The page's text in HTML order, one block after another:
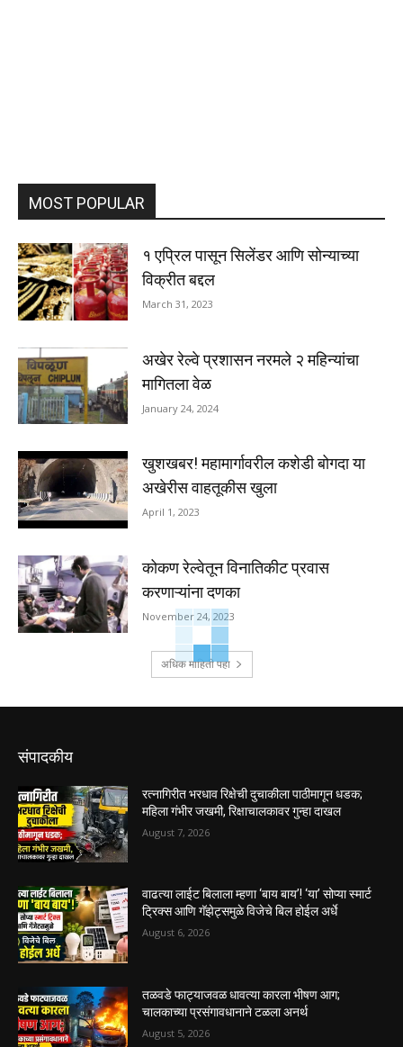
MOST POPULAR
१ एप्रिल पासून सिलेंडर आणि सोन्याच्या
विक्रीत बद्दल
March 31, 2023
अखेर रेल्वे प्रशासन नरमले २ महिन्यांचा
मागितला वेळ
January 24, 2024
खुशखबर! महामार्गावरील कशेडी बोगदा या
अखेरीस वाहतूकीस खुला
April 1, 2023
कोकण रेल्वेतून विनातिकीट प्रवास
करणाऱ्यांना दणका
November 24, 2023
अधिक माहिती पहा
संपादकीय
रत्नागिरीत भरधाव रिक्षेची दुचाकीला पाठीमागून धडक;
महिला गंभीर जखमी, रिक्षाचालकावर गुन्हा दाखल
August 7, 2026
वाढत्या लाईट बिलाला म्हणा ‘बाय बाय’! ‘या’ सोप्या स्मार्ट
ट्रिक्स आणि गॅझेट्समुळे विजेचे बिल होईल अर्धे
August 6, 2026
तळवडे फाट्याजवळ धावत्या कारला भीषण आग;
चालकाच्या प्रसंगावधानाने टळला अनर्थ
August 5, 2026